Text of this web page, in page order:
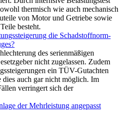
thermisch wie auch mechanisch
von Motor und Getriebe sowie
besteht.
die Schadstoffnorm-
des serienmäßigen
nicht zugelassen. Zudem
ein TÜV-Gutachten
dies auch gar nicht möglich. Im
verringert sich der
der Mehrleistung angepasst